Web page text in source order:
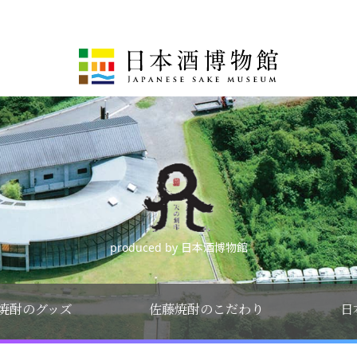
produced by 日本酒博物館
酎のグッズ 佐藤焼酎のこだわり 日